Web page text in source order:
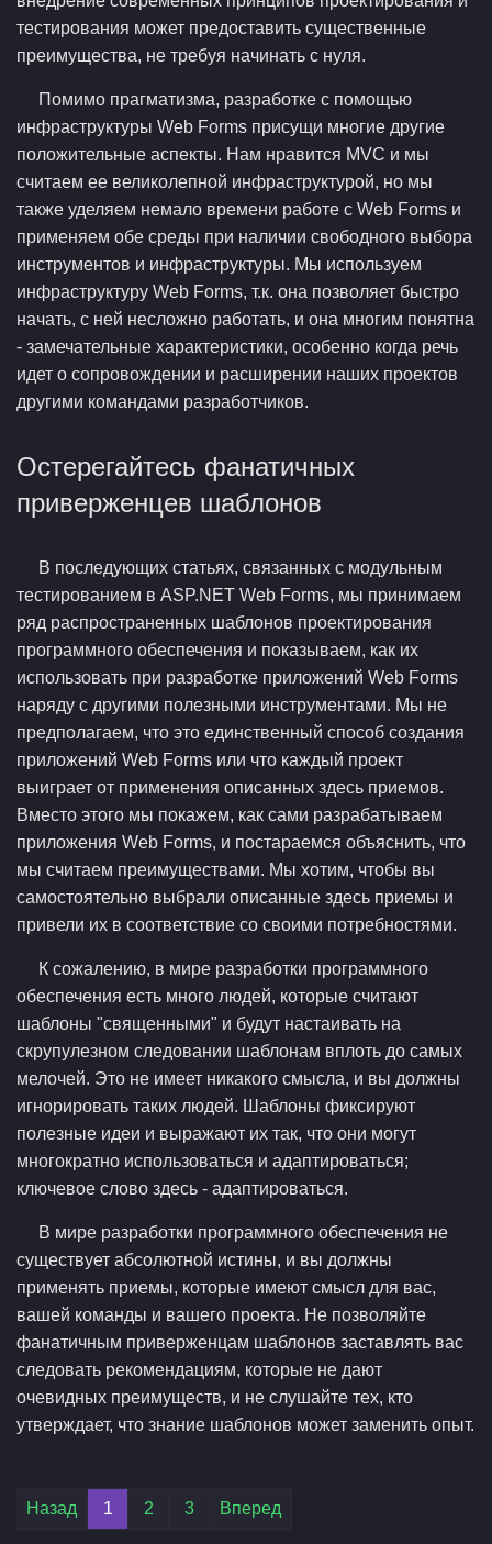
тестирования может предоставить существенные
преимущества, не требуя начинать с нуля.
Помимо прагматизма, разработке с помощью
инфраструктуры Web Forms присущи многие другие
положительные аспекты. Нам нравится MVC и мы
считаем ее великолепной инфраструктурой, но мы
также уделяем немало времени работе с Web Forms и
применяем обе среды при наличии свободного выбора
инструментов и инфраструктуры. Мы используем
инфраструктуру Web Forms, т.к. она позволяет быстро
начать, с ней несложно работать, и она многим понятна
- замечательные характеристики, особенно когда речь
идет о сопровождении и расширении наших проектов
другими командами разработчиков.
Остерегайтесь фанатичных
приверженцев шаблонов
В последующих статьях, связанных с модульным
тестированием в ASP.NET Web Forms, мы принимаем
ряд распространенных шаблонов проектирования
программного обеспечения и показываем, как их
использовать при разработке приложений Web Forms
наряду с другими полезными инструментами. Мы не
предполагаем, что это единственный способ создания
приложений Web Forms или что каждый проект
выиграет от применения описанных здесь приемов.
Вместо этого мы покажем, как сами разрабатываем
приложения Web Forms, и постараемся объяснить, что
мы считаем преимуществами. Мы хотим, чтобы вы
самостоятельно выбрали описанные здесь приемы и
привели их в соответствие со своими потребностями.
К сожалению, в мире разработки программного
обеспечения есть много людей, которые считают
шаблоны "священными" и будут настаивать на
скрупулезном следовании шаблонам вплоть до самых
мелочей. Это не имеет никакого смысла, и вы должны
игнорировать таких людей. Шаблоны фиксируют
полезные идеи и выражают их так, что они могут
многократно использоваться и адаптироваться;
ключевое слово здесь - адаптироваться.
В мире разработки программного обеспечения не
существует абсолютной истины, и вы должны
применять приемы, которые имеют смысл для вас,
вашей команды и вашего проекта. Не позволяйте
фанатичным приверженцам шаблонов заставлять вас
следовать рекомендациям, которые не дают
очевидных преимуществ, и не слушайте тех, кто
утверждает, что знание шаблонов может заменить опыт.